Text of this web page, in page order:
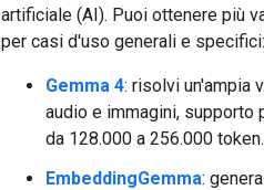
artificiale (AI). Puoi ottenere più
per casi d'uso generali e specifici:
Gemma 4: risolvi un'ampia
audio e immagini, supporto
da 128.000 a 256.000 token.
EmbeddingGemma: